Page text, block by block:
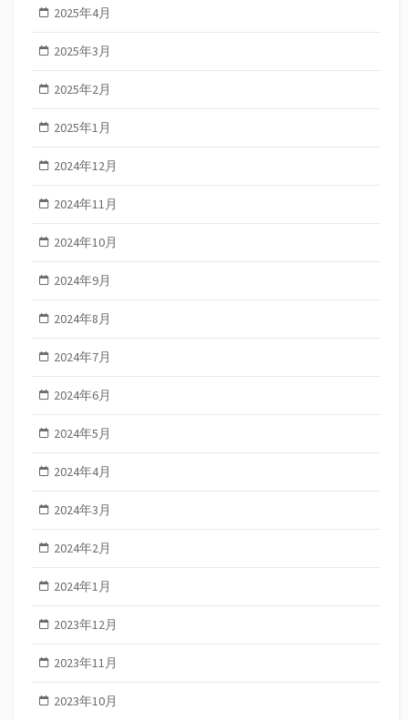
2025年4月
2025年3月
2025年2月
2025年1月
2024年12月
2024年11月
2024年10月
2024年9月
2024年8月
2024年7月
2024年6月
2024年5月
2024年4月
2024年3月
2024年2月
2024年1月
2023年12月
2023年11月
2023年10月